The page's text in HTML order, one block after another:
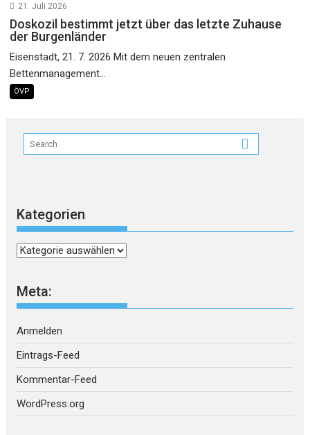
21. Juli 2026
Doskozil bestimmt jetzt über das letzte Zuhause
der Burgenländer
Eisenstadt, 21. 7. 2026 Mit dem neuen zentralen
Bettenmanagement...
ÖVP
Kategorien
Kategorien
Meta:
Anmelden
Eintrags-Feed
Kommentar-Feed
WordPress.org